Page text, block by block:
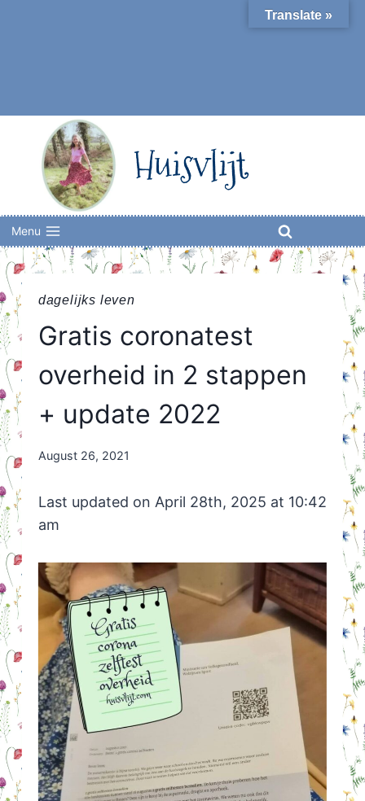
Huisvlijt
Menu
dagelijks leven
Gratis coronatest
overheid in 2 stappen
+ update 2022
By
August 26, 2021
Last updated on April 28th, 2025 at 10:42
am
Translate »